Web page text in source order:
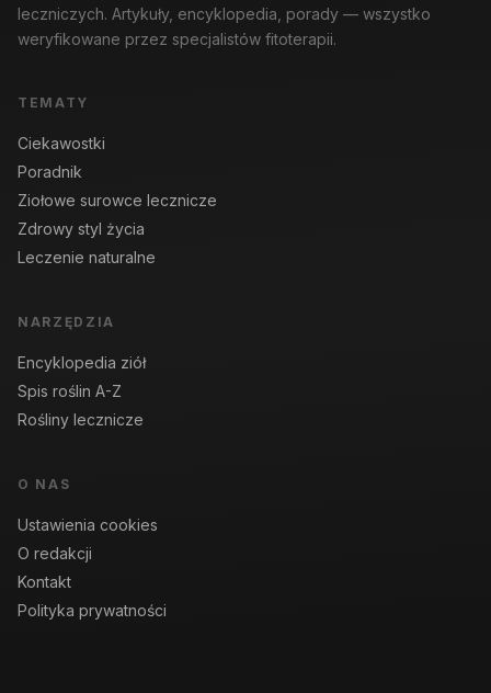
leczniczych. Artykuły, encyklopedia, porady — wszystko
weryfikowane przez specjalistów fitoterapii.
TEMATY
Ciekawostki
Poradnik
Ziołowe surowce lecznicze
Zdrowy styl życia
Leczenie naturalne
NARZĘDZIA
Encyklopedia ziół
Spis roślin A-Z
Rośliny lecznicze
O NAS
Ustawienia cookies
O redakcji
Kontakt
Polityka prywatności